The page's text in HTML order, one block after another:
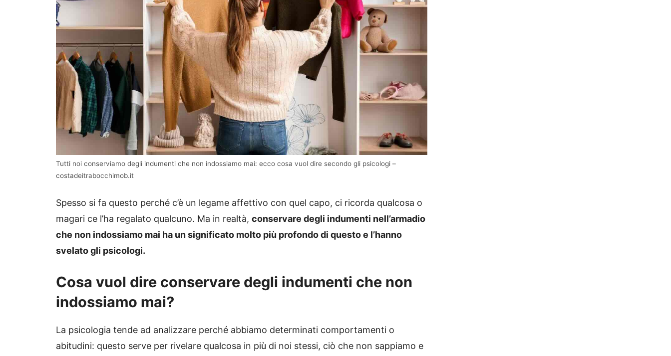
Tutti noi conserviamo degli indumenti che non indossiamo mai: ecco cosa vuol dire secondo gli psicologi –
costadeitrabocchimob.it
Spesso si fa questo perché c’è un legame affettivo con quel capo, ci ricorda qualcosa o
magari ce l’ha regalato qualcuno. Ma in realtà, conservare degli indumenti nell’armadio
che non indossiamo mai ha un significato molto più profondo di questo e l’hanno
svelato gli psicologi.
Cosa vuol dire conservare degli indumenti che non
indossiamo mai?
La psicologia tende ad analizzare perché abbiamo determinati comportamenti o
abitudini: questo serve per rivelare qualcosa in più di noi stessi, ciò che non sappiamo e